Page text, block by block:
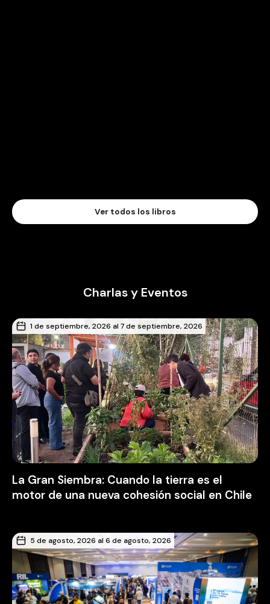
Ver todos los libros
Charlas y Eventos
1 de septiembre, 2026 al 7 de septiembre, 2026
La Gran Siembra: Cuando la tierra es el
motor de una nueva cohesión social en Chile
5 de agosto, 2026 al 6 de agosto, 2026